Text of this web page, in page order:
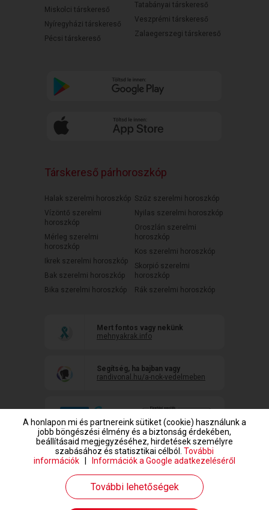
Miskolci társkereső
Nyíregyházi társkereső
Pécsi társkereső
Tatabányai társkereső
Veszprémi társkereső
Zalaegerszegi társkereső
Társkereső párhoroszkóp
Halak szerelmi horoszkóp
Vízöntő szerelmi
horoszkóp
Mérleg szerelmi
horoszkóp
Ikrek szerelmi horoszkóp
Bak szerelmi horoszkóp
Bika szerelmi horoszkóp
Szűz szerelmi horoszkóp
Nyilas szerelmi horoszkóp
Oroszlán szerelmi
horoszkóp
Kos szerelmi horoszkóp
Skorpió szerelmi
horoszkóp
Rák szerelmi horoszkóp
Mert fontos vagy nekünk
mehnyakrak.info
Segítség, ha bajban vagy
randivonal.hu/a-nok-vedelmeben
www.randivonal.hu © Copyright 1999-2026 Dating Central Europe Zrt.
A honlapon mi és partnereink sütiket (cookie) használunk a
jobb böngészési élmény és a biztonság érdekében,
beállításaid megjegyzéséhez, hirdetések személyre
szabásához és statisztikai célból. További
információk
Információk a Google adatkezeléséről
További lehetőségek